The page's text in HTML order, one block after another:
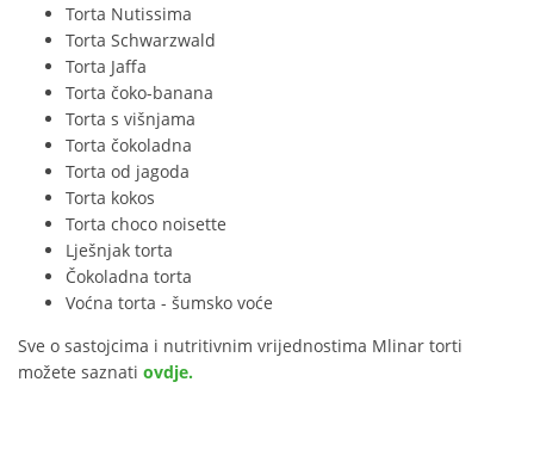
Torta Nutissima
Torta Schwarzwald
Torta Jaffa
Torta čoko-banana
Torta s višnjama
Torta čokoladna
Torta od jagoda
Torta kokos
Torta choco noisette
Lješnjak torta
Čokoladna torta
Voćna torta - šumsko voće
Sve o sastojcima i nutritivnim vrijednostima Mlinar torti
možete saznati ovdje.